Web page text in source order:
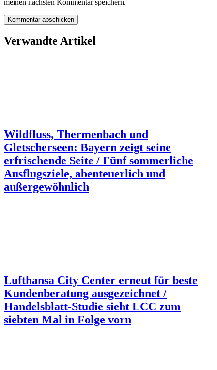
meinen nächsten Kommentar speichern.
Verwandte Artikel
Wildfluss, Thermenbach und
Gletscherseen: Bayern zeigt seine
erfrischende Seite / Fünf sommerliche
Ausflugsziele, abenteuerlich und
außergewöhnlich
Lufthansa City Center erneut für beste
Kundenberatung ausgezeichnet /
Handelsblatt-Studie sieht LCC zum
siebten Mal in Folge vorn